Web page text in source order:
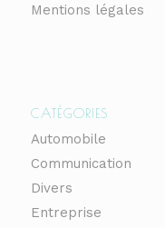
Mentions légales
CATÉGORIES
Automobile
Communication
Divers
Entreprise